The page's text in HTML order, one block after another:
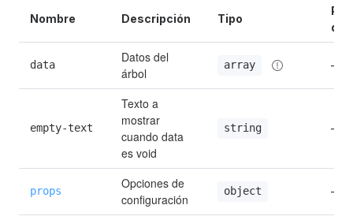
Nombre Descripción Tipo
Por
data
Datos del
árbol
array —
empty-text
Texto a
mostrar
cuando data
es void
string —
props
Opciones de
configuración
object —